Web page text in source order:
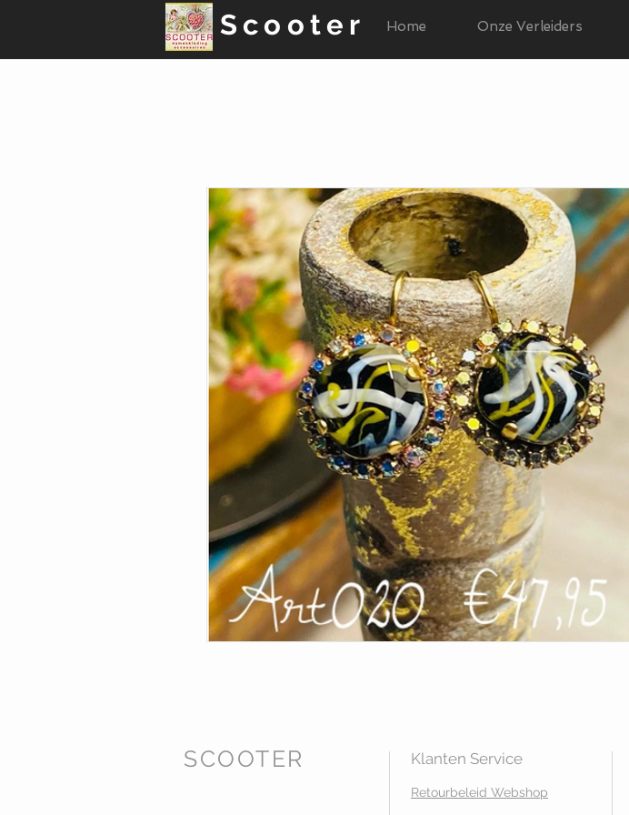
Scooter Home Onze Verleiders
SCOOTER Klanten Service
Retourbeleid Webshop